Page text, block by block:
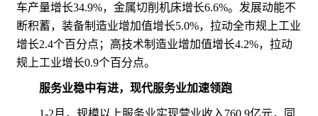
车产量增长34.9%，金属切削机床增长6.6%。发展动能不
断积蓄，装备制造业增加值增长5.0%，拉动全市规上工业
增长2.4个百分点；高技术制造业增加值增长4.2%，拉动
规上工业增长0.9个百分点。
服务业稳中有进，现代服务业加速领跑
1-2月，规模以上服务业实现营业收入760.9亿元，同